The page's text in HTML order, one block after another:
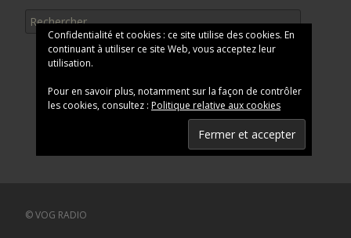
Confidentialité et cookies : ce site utilise des cookies. En
continuant à utiliser ce site Web, vous acceptez leur
utilisation.
Pour en savoir plus, notamment sur la façon de contrôler
les cookies, consultez : Politique relative aux cookies
© VOG RADIO